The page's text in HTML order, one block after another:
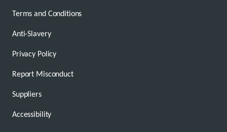
Terms and Conditions
Anti-Slavery
Privacy Policy
Report Misconduct
Suppliers
Accessibility